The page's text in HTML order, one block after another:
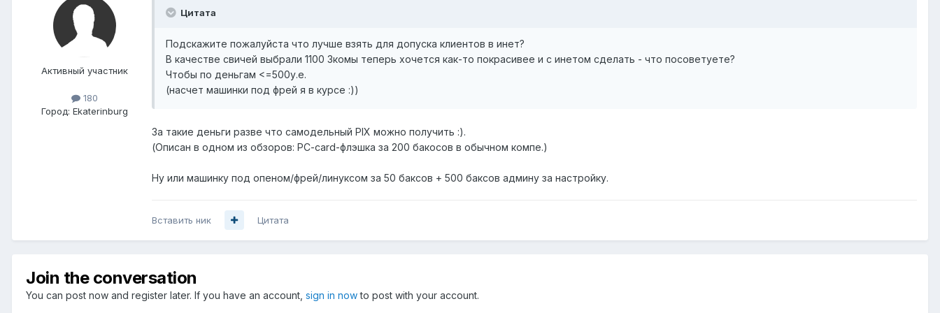
Активный участник
180
Город: Ekaterinburg
Цитата
Подскажите пожалуйста что лучше взять для допуска клиентов в инет?
В качестве свичей выбрали 1100 3комы теперь хочется как-то покрасивее и с инетом сделать - что посоветуете?
Чтобы по деньгам <=500у.е.
(насчет машинки под фрей я в курсе :))
За такие деньги разве что самодельный PIX можно получить :).
(Описан в одном из обзоров: PC-card-флэшка за 200 бакосов в обычном компе.)
Ну или машинку под опеном/фрей/линуксом за 50 баксов + 500 баксов админу за настройку.
Вставить ник Цитата
Join the conversation
You can post now and register later. If you have an account, sign in nowto post with your account.